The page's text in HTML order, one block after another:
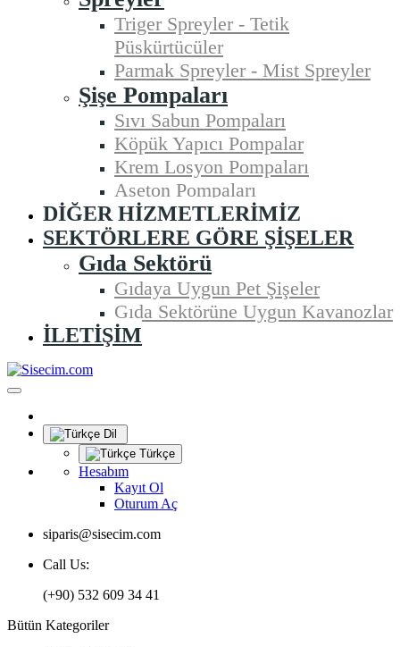
Triger Spreyler - Tetik
Püskürtücüler
Parmak Spreyler - Mist Spreyler
Şişe Pompaları
Sıvı Sabun Pompaları
Köpük Yapıcı Pompalar
Krem Losyon Pompaları
Aseton Pompaları
DIĞER HIZMETLERIMIZ
SEKTÖRLERE GÖRE ŞIŞELER
Gıda Sektörü
Gıdaya Uygun Pet Şişeler
Gıda Sektörüne Uygun Kavanozlar
İLETIŞIM
Dil
Türkçe
Hesabım
Kayıt Ol
Oturum Aç
siparis@sisecim.com
Call Us:
(+90) 532 609 34 41
Bütün Kategoriler